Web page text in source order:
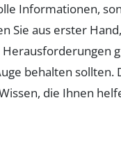
Informationen,
Sie aus erster
behalten sollten.
die Ihnen